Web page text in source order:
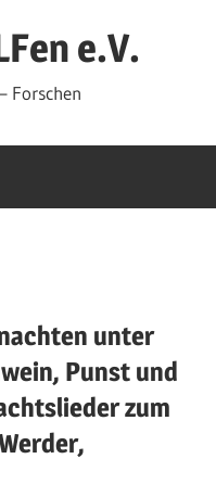
e.V.
Forschen
unter
Punst und
zum